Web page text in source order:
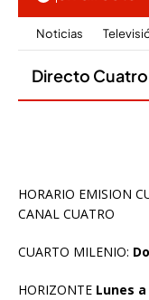
HORARIO EMISION
CANAL CUATRO
CUARTO MILENIO:
HORIZONTE Lunes